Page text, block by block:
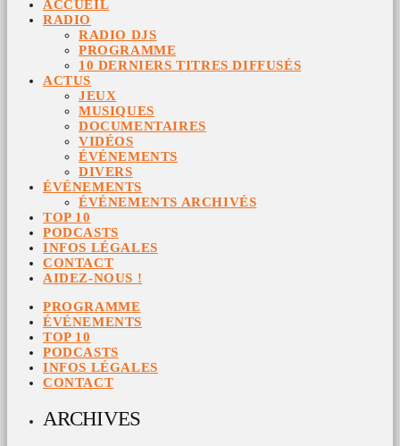
ACCUEIL
RADIO
RADIO DJS
PROGRAMME
10 DERNIERS TITRES DIFFUSÉS
ACTUS
JEUX
MUSIQUES
DOCUMENTAIRES
VIDÉOS
ÉVÉNEMENTS
DIVERS
ÉVÉNEMENTS
ÉVÉNEMENTS ARCHIVÉS
TOP 10
PODCASTS
INFOS LÉGALES
CONTACT
AIDEZ-NOUS !
PROGRAMME
ÉVÉNEMENTS
TOP 10
PODCASTS
INFOS LÉGALES
CONTACT
ARCHIVES